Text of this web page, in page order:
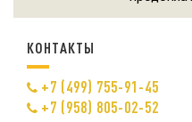
КОНТАКТЫ
+7 (499) 755-91-45
+7 (958) 805-02-52